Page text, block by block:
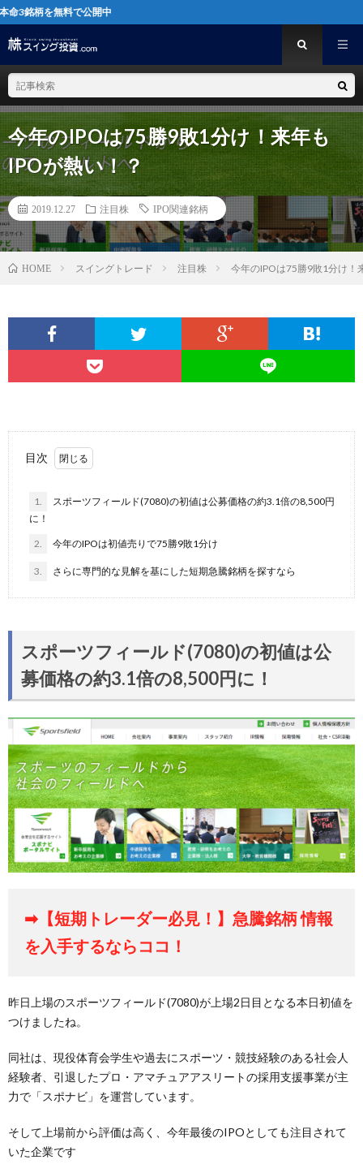
料で公開中
今年のIPOは75勝9敗1分け！来年も
IPOが熱い！？
2019.12.27 注目株 IPO関連銘柄
HOME スイングトレード 注目株 今年のIPOは75勝9敗1分け！
目次
1.
スポーツフィールド(7080)の初値は公募価格の約3.1倍の8,500円
に！
2. 今年のIPOは初値売りで75勝9敗1分け
3. さらに専門的な見解を基にした短期急騰銘柄を探すなら
スポーツフィールド(7080)の初値は公
募価格の約3.1倍の8,500円に！
➡【短期トレーダー必見！】急騰銘柄 情報
を入手するならココ！
昨日上場のスポーツフィールド(7080)が上場2日目となる本日初値を
つけましたね。
同社は、現役体育会学生や過去にスポーツ・競技経験のある社会人
経験者、引退したプロ・アマチュアアスリートの採用支援事業が主
力で「スポナビ」を運営しています。
そして上場前から評価は高く、今年最後のIPOとしても注目されて
いた企業です